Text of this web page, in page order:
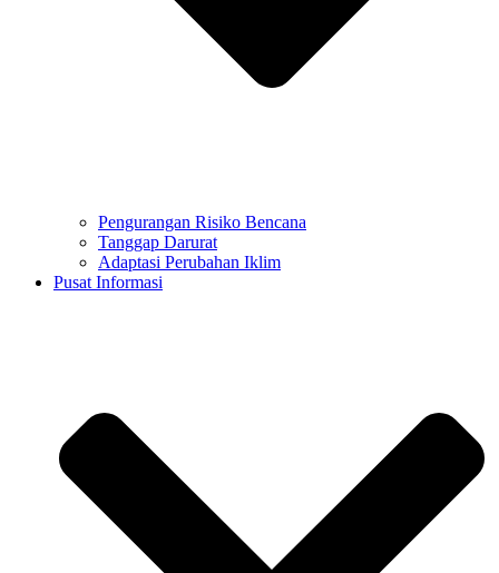
Pengurangan Risiko Bencana
Tanggap Darurat
Adaptasi Perubahan Iklim
Pusat Informasi